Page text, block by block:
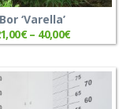
Bor ‘Varella’
€– 40,00€